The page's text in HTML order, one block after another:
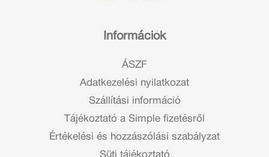
Információk
ÁSZF
Adatkezelési nyilatkozat
Szállítási információ
Tájékoztató a Simple fizetésről
Értékelési és hozzászólási szabályzat
Süti tájékoztató